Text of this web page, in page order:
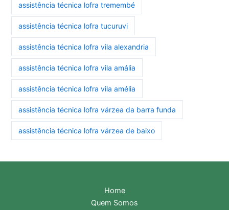
assistência técnica lofra tremembé
assistência técnica lofra tucuruvi
assistência técnica lofra vila alexandria
assistência técnica lofra vila amália
assistência técnica lofra vila amélia
assistência técnica lofra várzea da barra funda
assistência técnica lofra várzea de baixo
Home
Quem Somos